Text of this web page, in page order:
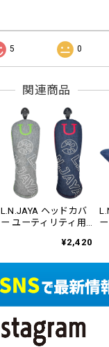
5 0
関連商品
L.N.JAYA ヘッドカバ
ー ユーティリティ用
¥2,420